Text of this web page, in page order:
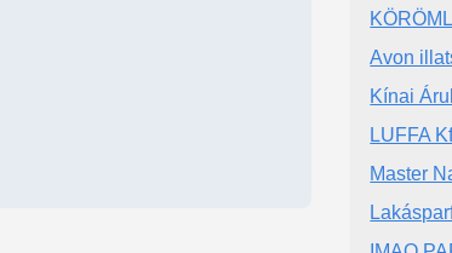
Avon
Kínai
LUFFA
Master